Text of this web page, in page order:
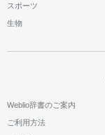
スポーツ
生物
Weblio辞書のご案内
ご利用方法